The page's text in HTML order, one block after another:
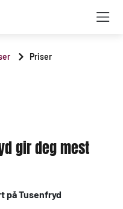
Priser
gir deg mest
på Tusenfryd